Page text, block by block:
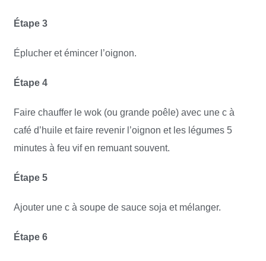
Étape 3
Éplucher et émincer l’oignon.
Étape 4
Faire chauffer le wok (ou grande poêle) avec une c à
café d’huile et faire revenir l’oignon et les légumes 5
minutes à feu vif en remuant souvent.
Étape 5
Ajouter une c à soupe de sauce soja et mélanger.
Étape 6